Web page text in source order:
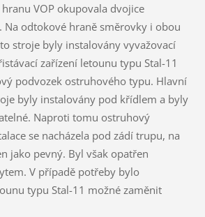
VOP okupovala dvojice
odtokové hraně směrovky i obou
stroje byly instalovány vyvažovací
zařízení letounu typu Stal-11
podvozek ostruhového typu. Hlavní
byly instalovány pod křídlem a byly
Naproti tomu ostruhový
se nacházela pod zádí trupu, na
jako pevný. Byl však opatřen
V případě potřeby bylo
typu Stal-11 možné zaměnit